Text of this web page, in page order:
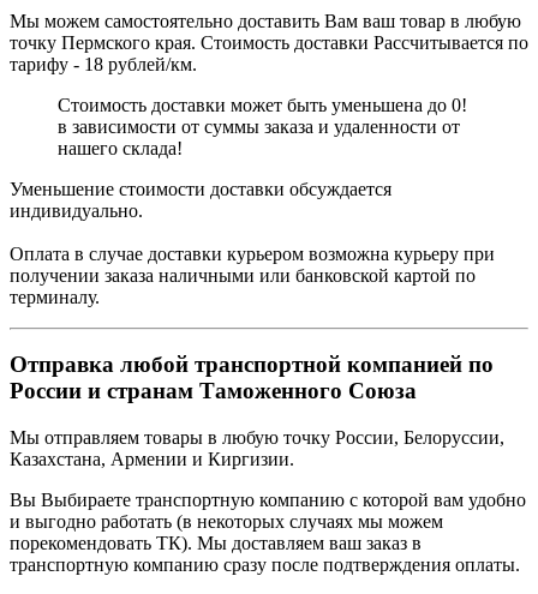
Мы можем самостоятельно доставить Вам ваш товар в любую
точку Пермского края. Стоимость доставки Рассчитывается по
тарифу - 18 рублей/км.
Стоимость доставки может быть уменьшена до 0!
в зависимости от суммы заказа и удаленности от
нашего склада!
Уменьшение стоимости доставки обсуждается
индивидуально.
Оплата в случае доставки курьером возможна курьеру при
получении заказа наличными или банковской картой по
терминалу.
Отправка любой транспортной компанией по
России и странам Таможенного Союза
Мы отправляем товары в любую точку России, Белоруссии,
Казахстана, Армении и Киргизии.
Вы Выбираете транспортную компанию с которой вам удобно
и выгодно работать (в некоторых случаях мы можем
порекомендовать ТК). Мы доставляем ваш заказ в
транспортную компанию сразу после подтверждения оплаты.